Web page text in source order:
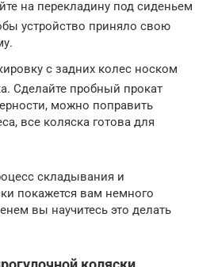
на перекладину под сиденьем
устройство приняло свою
с задних колес носком
Сделайте пробный прокат
можно поправить
все коляска готова для
складывания и
покажется вам немного
вы научитесь это делать